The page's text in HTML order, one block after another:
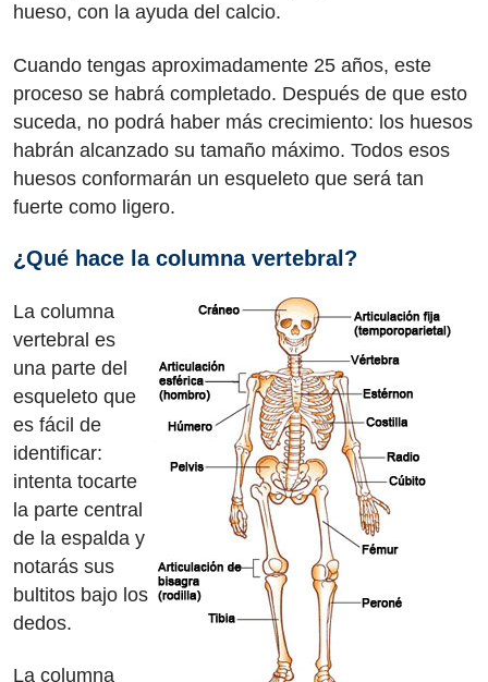
hueso, con la ayuda del calcio.
Cuando tengas aproximadamente 25 años, este
proceso se habrá completado. Después de que esto
suceda, no podrá haber más crecimiento: los huesos
habrán alcanzado su tamaño máximo. Todos esos
huesos conformarán un esqueleto que será tan
fuerte como ligero.
¿Qué hace la columna vertebral?
La columna
vertebral es
una parte del
esqueleto que
es fácil de
identificar:
intenta tocarte
la parte central
de la espalda y
notarás sus
bultitos bajo los
dedos.
La columna